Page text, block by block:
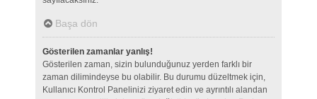
Başa dön
Gösterilen zamanlar yanlış!
Gösterilen zaman, sizin bulunduğunuz yerden farklı bir
zaman dilimindeyse bu olabilir. Bu durumu düzeltmek için,
Kullanıcı Kontrol Panelinizi ziyaret edin ve ayrıntılı alandan